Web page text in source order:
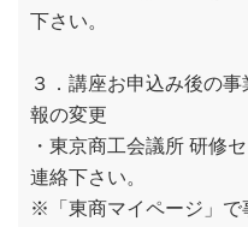
下さい。
３．講座お申込み後の
報の変更
・東京商工会議所 研修
連絡下さい。
※「東商マイページ」で